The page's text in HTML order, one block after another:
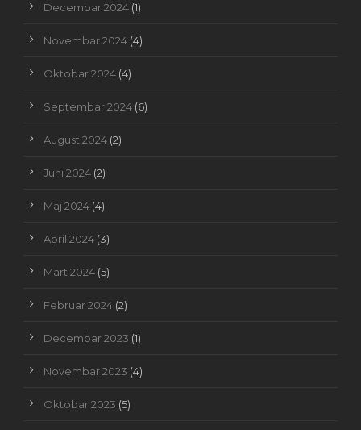
Decembar 2024 (1)
Novembar 2024 (4)
Oktobar 2024 (4)
Septembar 2024 (6)
August 2024 (2)
Juni 2024 (2)
Maj 2024 (4)
April 2024 (3)
Mart 2024 (5)
Februar 2024 (2)
Decembar 2023 (1)
Novembar 2023 (4)
Oktobar 2023 (5)